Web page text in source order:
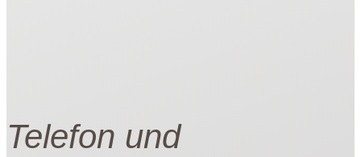
Telefon und